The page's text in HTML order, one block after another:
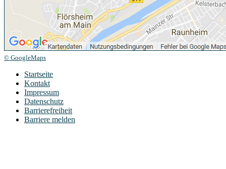
© GoogleMaps
Startseite
Kontakt
Impressum
Datenschutz
Barrierefreiheit
Barriere melden